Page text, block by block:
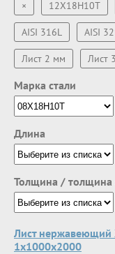
× 12Х18Н10Т
AISI 316L AISI
Лист 2 мм Лист
Марка стали
Длина
Толщина / толщина
Лист
1х1000х2000